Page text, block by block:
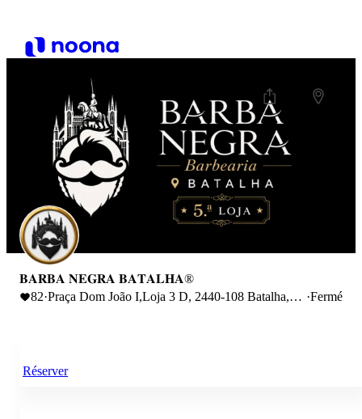
𝐁𝐀𝐑𝐁𝐀 𝐍𝐄𝐆𝐑𝐀 𝐁𝐀𝐓𝐀𝐋𝐇𝐀®
82·Praça Dom João I,Loja 3 D, 2440-108 Batalha,
·Fermé
Réserver